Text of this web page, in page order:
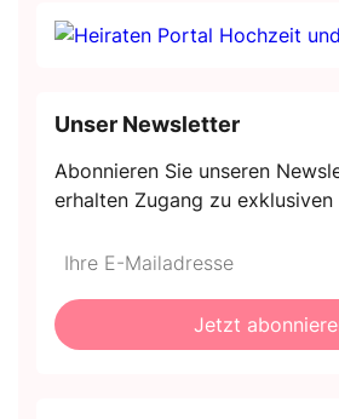
Unser Newsletter
Abonnieren Sie unseren
erhalten Zugang zu exklusiven
Do
fill
this
*Ihre
Mailadresse:
Jetzt